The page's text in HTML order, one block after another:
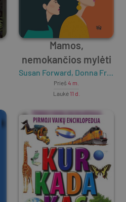
Mamos,
nemokančios mylėti
Susan Forward, Donna Frazier Glynn
Prieš 4 m.
Laukė 11 d.